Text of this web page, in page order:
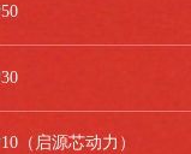
（启源芯动力）